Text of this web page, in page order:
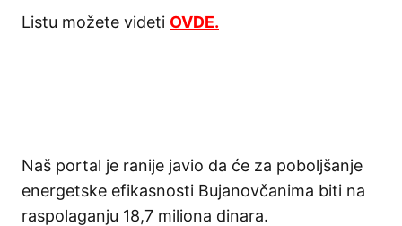
Listu možete videti OVDE.
Naš portal je ranije javio da će za poboljšanje
energetske efikasnosti Bujanovčanima biti na
raspolaganju 18,7 miliona dinara.